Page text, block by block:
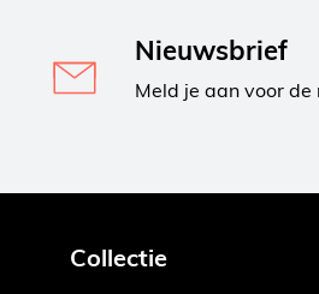
Nieuwsbrief
Meld je aan voor
Collectie